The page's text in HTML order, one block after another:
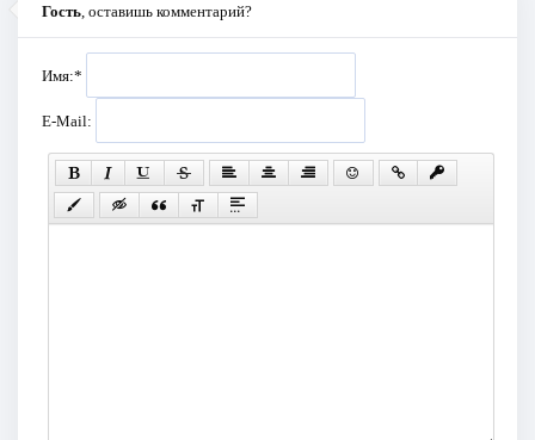
Гость , оставишь комментарий?
Имя:*
E-Mail: